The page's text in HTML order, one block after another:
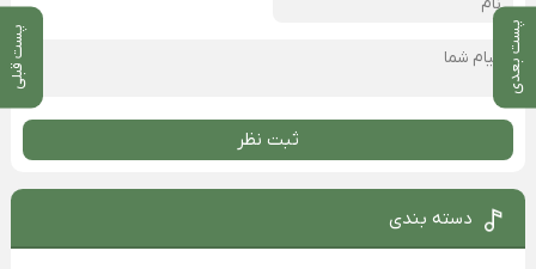
پست بعدی پست قبلی
ثبت نظر
دسته بندی